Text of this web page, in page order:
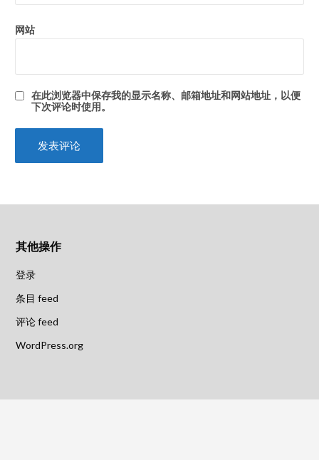
网站
在此浏览器中保存我的显示名称、邮箱地址和网站地址，以便
下次评论时使用。
其他操作
登录
条目 feed
评论 feed
WordPress.org